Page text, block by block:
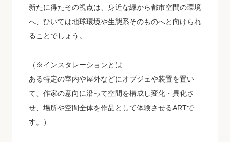
新たに得たその視点は、身近な緑から都市空間の環境
へ、ひいては地球環境や生態系そのものへと向けられ
ることでしょう。
（※インスタレーションとは
ある特定の室内や屋外などにオブジェや装置を置い
て、作家の意向に沿って空間を構成し変化・異化さ
せ、場所や空間全体を作品として体験させるARTで
す。）